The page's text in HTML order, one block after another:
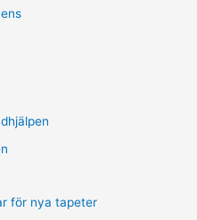
för nya tapeter